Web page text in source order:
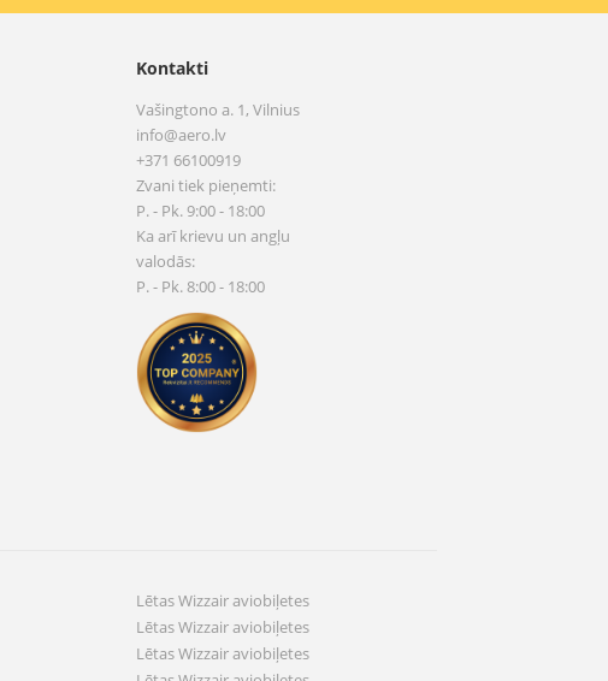
Kontakti
Vašingtono a. 1, Vilnius
info@aero.lv
+371 66100919
Zvani tiek pieņemti:
P. - Pk. 9:00 - 18:00
Ka arī krievu un angļu
valodās:
P. - Pk. 8:00 - 18:00
Lētas Wizzair aviobiļetes
Lētas Wizzair aviobiļetes
Lētas Wizzair aviobiļetes